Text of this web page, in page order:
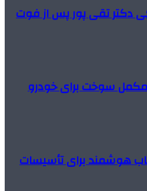
دکتر تقی پور پس از فوت
و مکمل سوخت برای خودرو
هوشمند برای تأسیسات